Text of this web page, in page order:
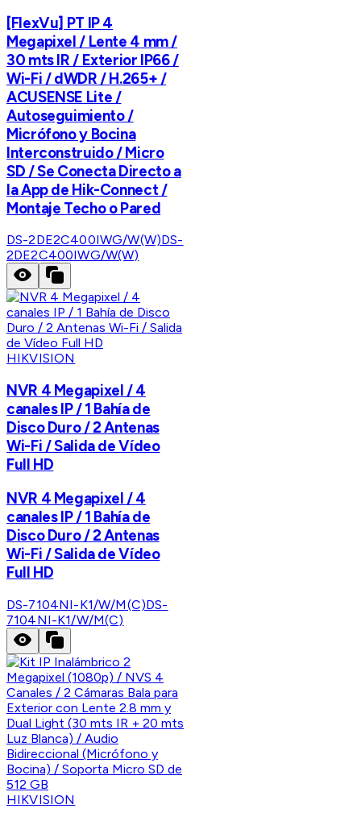
[FlexVu] PT IP 4
Megapixel / Lente 4 mm /
30 mts IR / Exterior IP66 /
Wi-Fi / dWDR / H.265+ /
ACUSENSE Lite /
Autoseguimiento /
Micrófono y Bocina
Interconstruido / Micro
SD / Se Conecta Directo a
la App de Hik-Connect /
Montaje Techo o Pared
DS-2DE2C400IWG/W(W)DS-
2DE2C400IWG/W(W)
HIKVISION
NVR 4 Megapixel / 4
canales IP / 1 Bahía de
Disco Duro / 2 Antenas
Wi-Fi / Salida de Vídeo
Full HD
NVR 4 Megapixel / 4
canales IP / 1 Bahía de
Disco Duro / 2 Antenas
Wi-Fi / Salida de Vídeo
Full HD
DS-7104NI-K1/W/M(C)DS-
7104NI-K1/W/M(C)
HIKVISION